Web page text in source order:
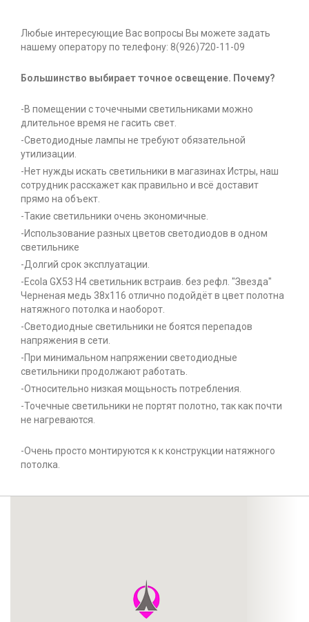
Любые интересующие Вас вопросы Вы можете задать
нашему оператору по телефону: 8(926)720-11-09
Большинство выбирает точное освещение. Почему?
-В помещении с точечными светильниками можно
длительное время не гасить свет.
-Светодиодные лампы не требуют обязательной
утилизации.
-Нет нужды искать светильники в магазинах Истры, наш
сотрудник расскажет как правильно и всё доставит
прямо на объект.
-Такие светильники очень экономичные.
-Использование разных цветов светодиодов в одном
светильнике
-Долгий срок эксплуатации.
-Ecola GX53 H4 светильник встраив. без рефл. "Звезда"
Черненая медь 38x116 отлично подойдёт в цвет полотна
натяжного потолка и наоборот.
-Светодиодные светильники не боятся перепадов
напряжения в сети.
-При минимальном напряжении светодиодные
светильники продолжают работать.
-Относительно низкая мощьность потребления.
-Точечные светильники не портят полотно, так как почти
не нагреваются.
-Очень просто монтируются к к конструкции натяжного
потолка.